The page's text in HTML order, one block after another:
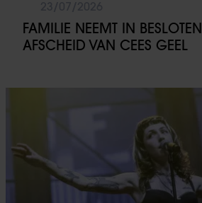
FAMILIE NEEMT IN
AFSCHEID VAN CEES GEEL